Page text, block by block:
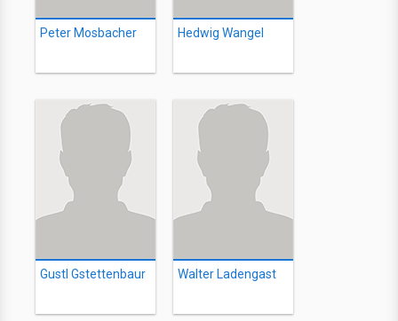
Peter Mosbacher Hedwig Wangel
Gustl Gstettenbaur Walter Ladengast